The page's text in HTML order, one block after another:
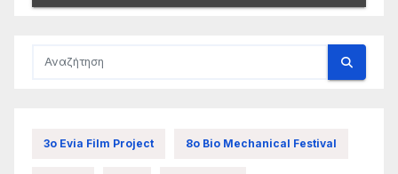
3ο Evia Film Project 8ο Bio Mechanical Festival